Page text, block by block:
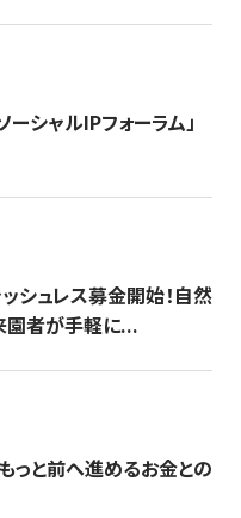
シャルIPフォーラム」
シュレス募金開始！自然
園者が手軽に...
っと前へ進めるお金との